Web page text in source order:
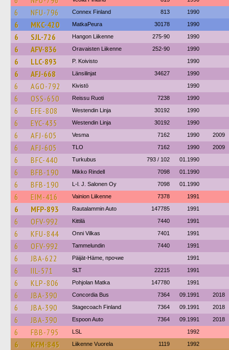
6 NFU-796 Connex Finland 813 1990
6 MKC-420 MatkaPeura 30178 1990
6 SJL-726 Hangon Liikenne 275-90 1990
6 AFV-836 Oravaisten Liikenne 252-90 1990
6 LLC-893 P. Koivisto 1990
6 AFJ-668 Länsilinjat 34627 1990
6 AGO-792 Kivistö 1990
6 OSS-650 Reissu Ruoti 7238 1990
6 EFE-808 Westendin Linja 30192 1990
6 EYC-435 Westendin Linja 30192 1990
6 AFJ-605 Vesma 7162 1990 2009
6 AFJ-605 TLO 7162 1990 2009
6 BFC-440 Turkubus 793 / 102 01.1990
6 BFB-190 Mikko Rindell 7098 01.1990
6 BFB-190 L-l. J. Salonen Oy 7098 01.1990
6 EIM-416 Vainion Liikenne 7378 1991
6 MFP-893 Rautalammin Auto 147785 1991
6 OFV-992 Kittilä 7440 1991
6 KFU-844 Onni Vilkas 7401 1991
6 OFV-992 Tammelundin 7440 1991
6 JBA-622 Päijät-Häme, прочие 1991
6 IIL-571 SLT 22215 1991
6 KLP-806 Pohjolan Matka 147780 1991
6 JBA-390 Concordia Bus 7364 09.1991 2018
6 JBA-390 Stagecoach Finland 7364 09.1991 2018
6 JBA-390 Espoon Auto 7364 09.1991 2018
6 FBB-795 LSL 1992
6 KFM-845 Liikenne Vuorela 1119 1992